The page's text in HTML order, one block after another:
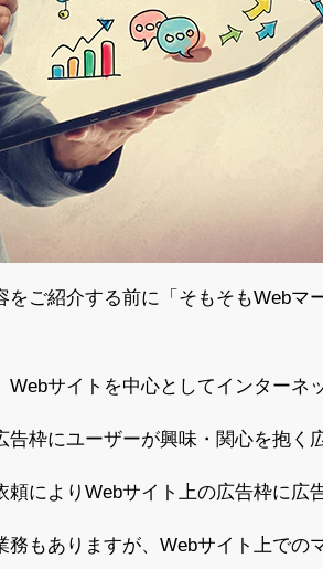
をご紹介する前に「そもそもWeb
サイトを中心としてインターネ
枠にユーザーが興味・関心を抱く
によりWebサイト上の広告枠に広
務もありますが、Webサイト上で